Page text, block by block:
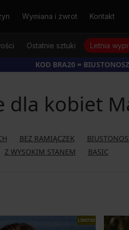
Wymiana i zwrot Kontakt
Ostatnie sztuki Letnia
KOD BRA20 =
dla kobiet
BEZ RAMIĄCZEK
Z WYSOKIM STANEM BASIC
LIMITED